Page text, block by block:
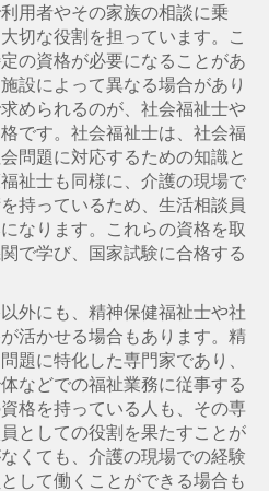
用者やその家族の相談に乗
切な役割を担っています。こ
の資格が必要になることがあ
設によって異なる場合があり
められるのが、社会福祉士や
です。社会福祉士は、社会福
問題に対応するための知識と
祉士も同様に、介護の現場で
持っているため、生活相談員
なります。これらの資格を取
で学び、国家試験に合格する
外にも、精神保健福祉士や社
活かせる場合もあります。精
題に特化した専門家であり、
などでの福祉業務に従事する
格を持っている人も、その専
としての役割を果たすことが
くても、介護の現場での経験
して働くことができる場合も